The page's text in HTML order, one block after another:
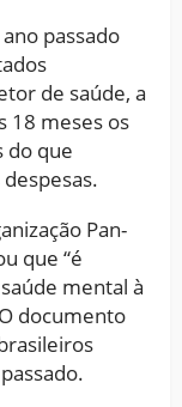
passado
de saúde, a
18 meses os
do que
Pan-
que “é
mental à
documento